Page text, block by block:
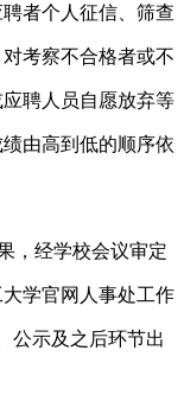
者个人征信、筛查
考察不合格者或不
聘人员自愿放弃等
由高到低的顺序依
，经学校会议审定
学官网人事处工作
公示及之后环节出